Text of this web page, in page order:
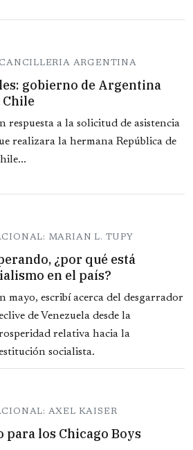
ARGENTINA
gobierno de Argentina
Chile
respuesta a la solicitud de asistencia
realizara la hermana República de
MARIAN L. TUPY
¿por qué está
en el país?
mayo, escribí acerca del desgarrador
de Venezuela desde la
relativa hacia la
socialista.
AXEL KAISER
para los Chicago Boys